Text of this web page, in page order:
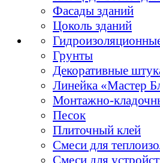
Фасады зданий
Цоколь зданий
Грунты
Декоративные
Линейка «Мастер
Монтажно-
Песок
Плиточный клей
Смеси для
Смеси для